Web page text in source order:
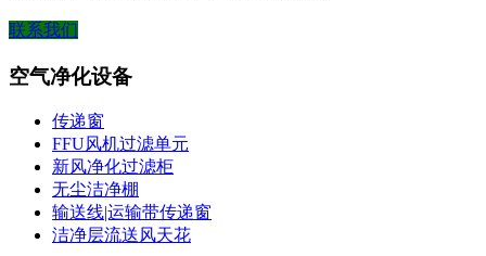
联系我们
空气净化设备
传递窗
FFU风机过滤单元
新风净化过滤柜
无尘洁净棚
输送线|运输带传递窗
洁净层流送风天花